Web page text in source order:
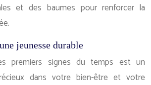
et des baumes pour renforcer la
jeunesse durable
premiers signes du temps est un
dans votre bien-être et votre